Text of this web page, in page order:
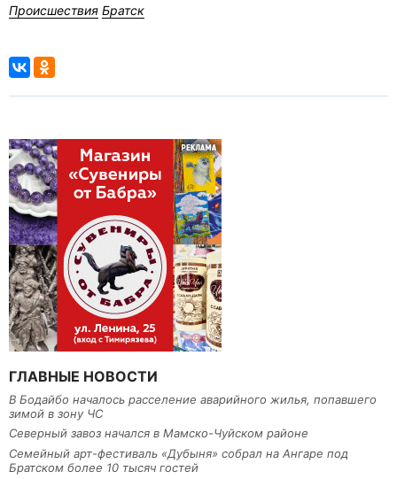
Происшествия Братск
ГЛАВНЫЕ НОВОСТИ
В Бодайбо началось расселение аварийного жилья, попавшего
зимой в зону ЧС
Северный завоз начался в Мамско-Чуйском районе
Семейный арт-фестиваль «Дубыня» собрал на Ангаре под
Братском более 10 тысяч гостей